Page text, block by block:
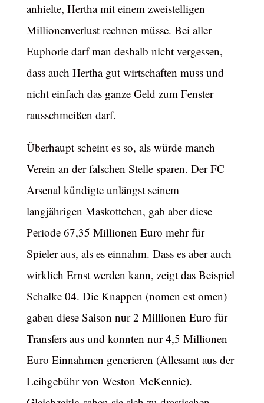
anhielte, Hertha mit einem zweistelligen
Millionenverlust rechnen müsse. Bei aller
Euphorie darf man deshalb nicht vergessen,
dass auch Hertha gut wirtschaften muss und
nicht einfach das ganze Geld zum Fenster
rausschmeißen darf.
Überhaupt scheint es so, als würde manch
Verein an der falschen Stelle sparen. Der FC
Arsenal kündigte unlängst seinem
langjährigen Maskottchen, gab aber diese
Periode 67,35 Millionen Euro mehr für
Spieler aus, als es einnahm. Dass es aber auch
wirklich Ernst werden kann, zeigt das Beispiel
Schalke 04. Die Knappen (nomen est omen)
gaben diese Saison nur 2 Millionen Euro für
Transfers aus und konnten nur 4,5 Millionen
Euro Einnahmen generieren (Allesamt aus der
Leihgebühr von Weston McKennie).